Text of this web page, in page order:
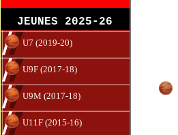
JEUNES 2025-26
U7 (2019-20)
U9F (2017-18)
U9M (2017-18)
U11F (2015-16)